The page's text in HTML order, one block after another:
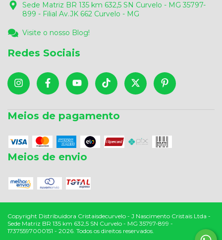
Sede Matriz BR 135 km 632,5 SN Curvelo - MG 35797-
899 - Filial Av.JK 662 Curvelo - MG
Visite o nosso Blog!
Redes Sociais
Meios de pagamento
Meios de envio
Copyright Distribuidora Cristaisdecurvelo - J Nascimento Cristais Ltda -
Sede Matriz BR 135 km 632,5 SN Curvelo - MG 35797-899 -
17375597000151 - 2026. Todos os direitos reservados.